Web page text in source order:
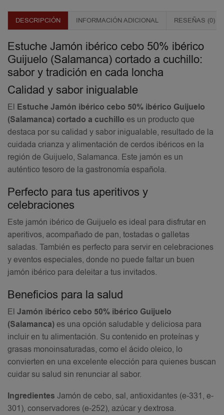
DESCRIPCIÓN INFORMACIÓN ADICIONAL RESEÑAS (0)
Estuche Jamón ibérico cebo 50% ibérico
Guijuelo (Salamanca) cortado a cuchillo:
sabor y tradición en cada loncha
Calidad y sabor inigualable
El Estuche Jamón ibérico cebo 50% ibérico Guijuelo
(Salamanca) cortado a cuchillo es un producto que
destaca por su calidad y sabor inigualable, resultado de la
cuidada crianza y alimentación de cerdos ibéricos en la
región de Guijuelo, Salamanca. Este jamón es un
auténtico tesoro de la gastronomía española.
Perfecto para tus aperitivos y
celebraciones
Este jamón ibérico de Guijuelo es ideal para disfrutar en
aperitivos, acompañado de pan, tostadas o galletas
saladas. También es perfecto para servir en celebraciones
y eventos especiales, donde no puede faltar un buen
jamón ibérico para deleitar a tus invitados.
Beneficios para la salud
El Jamón ibérico cebo 50% ibérico Guijuelo
(Salamanca)es una opción saludable y deliciosa para
incluir en tu alimentación. Su contenido en proteínas y
grasas monoinsaturadas, como el ácido oleico, lo
convierten en una excelente elección para quienes buscan
cuidar su salud sin renunciar al sabor.
Ingredientes Jamón de cebo, sal, antioxidantes (e-331, e-
301), conservadores (e-252), azúcar y dextrosa.